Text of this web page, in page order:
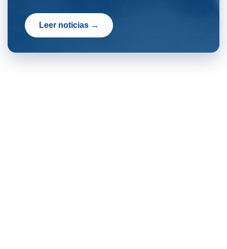
Leer noticias →